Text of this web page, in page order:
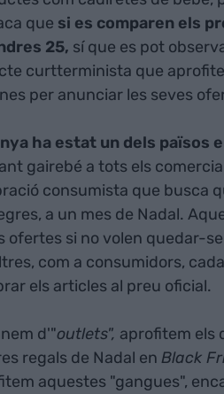
que si es comparen els
25, sí que es pot
curtterminista que
per anunciar les seves
ha estat un dels països
gairebé a tots els
consumista que busca
a un mes de Nadal.
ofertes si no volen quedar-
com a consumidors,
els articles al preu oficial.
d'"outlets", aprofitem els
regals de Nadal en Black
aquestes "gangues",